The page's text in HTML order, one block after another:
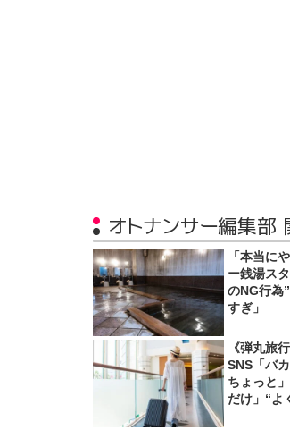
オトナンサー編集部
「本当に
ー銭湯ス
のNG行為
すぎ」
《弾丸
SNS「バ
ちょっと
だけ」“よ